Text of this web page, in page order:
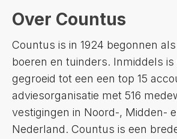
Over Countus
Countus is in 1924 begonnen
boeren en tuinders. Inmiddels
gegroeid tot een een top 15
adviesorganisatie met 516
vestigingen in Noord-, Midden-
Nederland. Countus is een